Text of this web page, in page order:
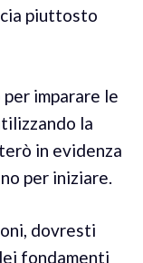
piuttosto
imparare le
la
in evidenza
per iniziare.
dovresti
fondamenti